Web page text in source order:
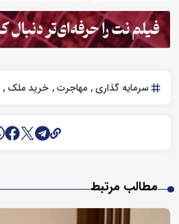
سرمایه گذاری مهاجرت خرید ملک
مطالب مرتبط